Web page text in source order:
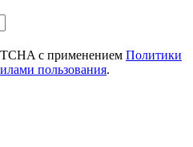
с применением Политики
пользования.